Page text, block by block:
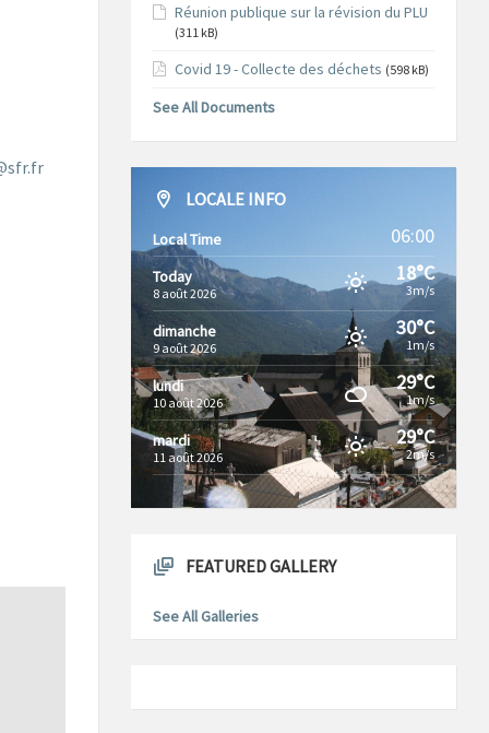
Réunion publique sur la révision du PLU
(311 kB)
Covid 19 - Collecte des déchets (598 kB)
See All Documents
LOCALE INFO
Local Time 06:00
Today
8 août 2026
18°C
3m/s
dimanche
9 août 2026
30°C
1m/s
lundi
10 août 2026
29°C
1m/s
mardi
11 août 2026
29°C
2m/s
FEATURED GALLERY
See All Galleries